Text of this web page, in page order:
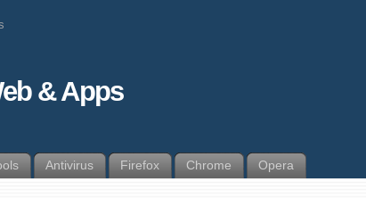
& Apps
Antivirus Firefox Chrome Opera